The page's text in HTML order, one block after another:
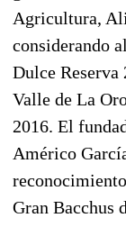
Agricultura,
considerando
Dulce Reserva
Valle de La
2016. El
Américo
Gran Bacchus